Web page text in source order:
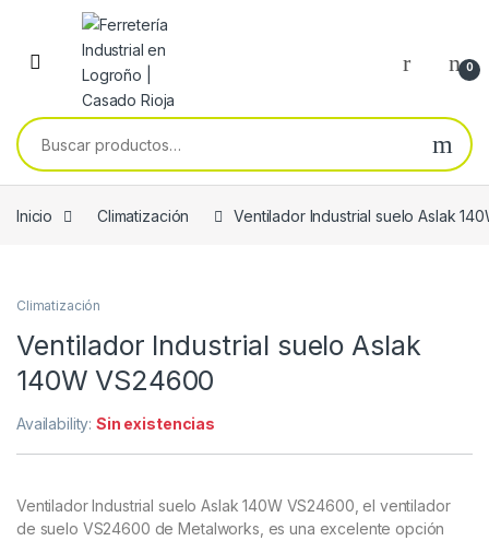
Skip to navigation
Skip to content
0
Buscar por:
Inicio Climatización Ventilador Industrial suelo Aslak
Climatización
Ventilador Industrial suelo Aslak
140W VS24600
Availability:Sin existencias
Ventilador Industrial suelo Aslak 140W VS24600, el ventilador
de suelo VS24600 de Metalworks, es una excelente opción